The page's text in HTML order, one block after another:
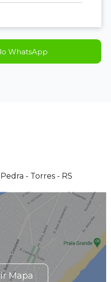
WhatsApp
- Torres - RS
Mapa